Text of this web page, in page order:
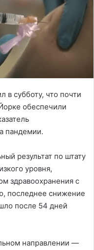
в субботу, что почти
обеспечили
пандемии.
результат по штату
уровня,
здравоохранения с
последнее снижение
после 54 дней
направлении —